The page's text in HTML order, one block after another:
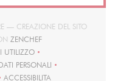
— CREAZIONE DEL SITO
ZENCHEF((APRE UNA NUOVA
FINESTRA))
UTILIZZO
((APRE UNA NUOVA FINESTRA))
PERSONALI
NUOVA FINESTRA))
ACCESSIBILITA